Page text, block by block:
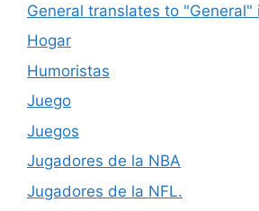
General translates to "General"
Hogar
Humoristas
Juego
Juegos
Jugadores de la NBA
Jugadores de la NFL.